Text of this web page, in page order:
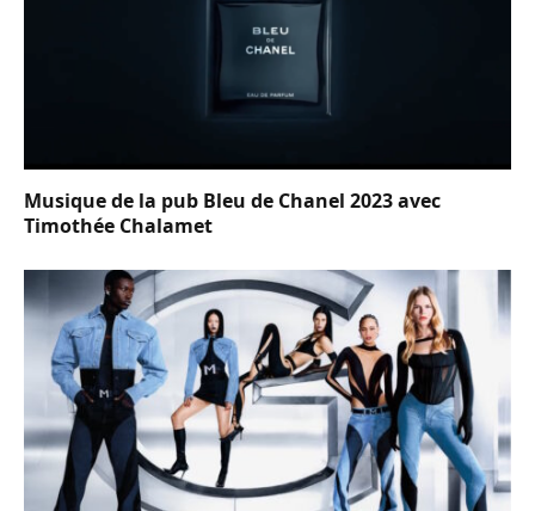
Musique de la pub Bleu de Chanel 2023 avec
Timothée Chalamet